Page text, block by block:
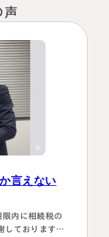
声
言えない
内に相続税の
しております。